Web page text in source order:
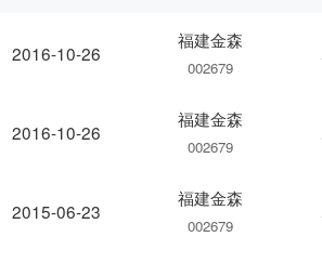
2016-10-26
2016-10-26
2015-06-23
福建金森
002679
福建金森
002679
福建金森
002679